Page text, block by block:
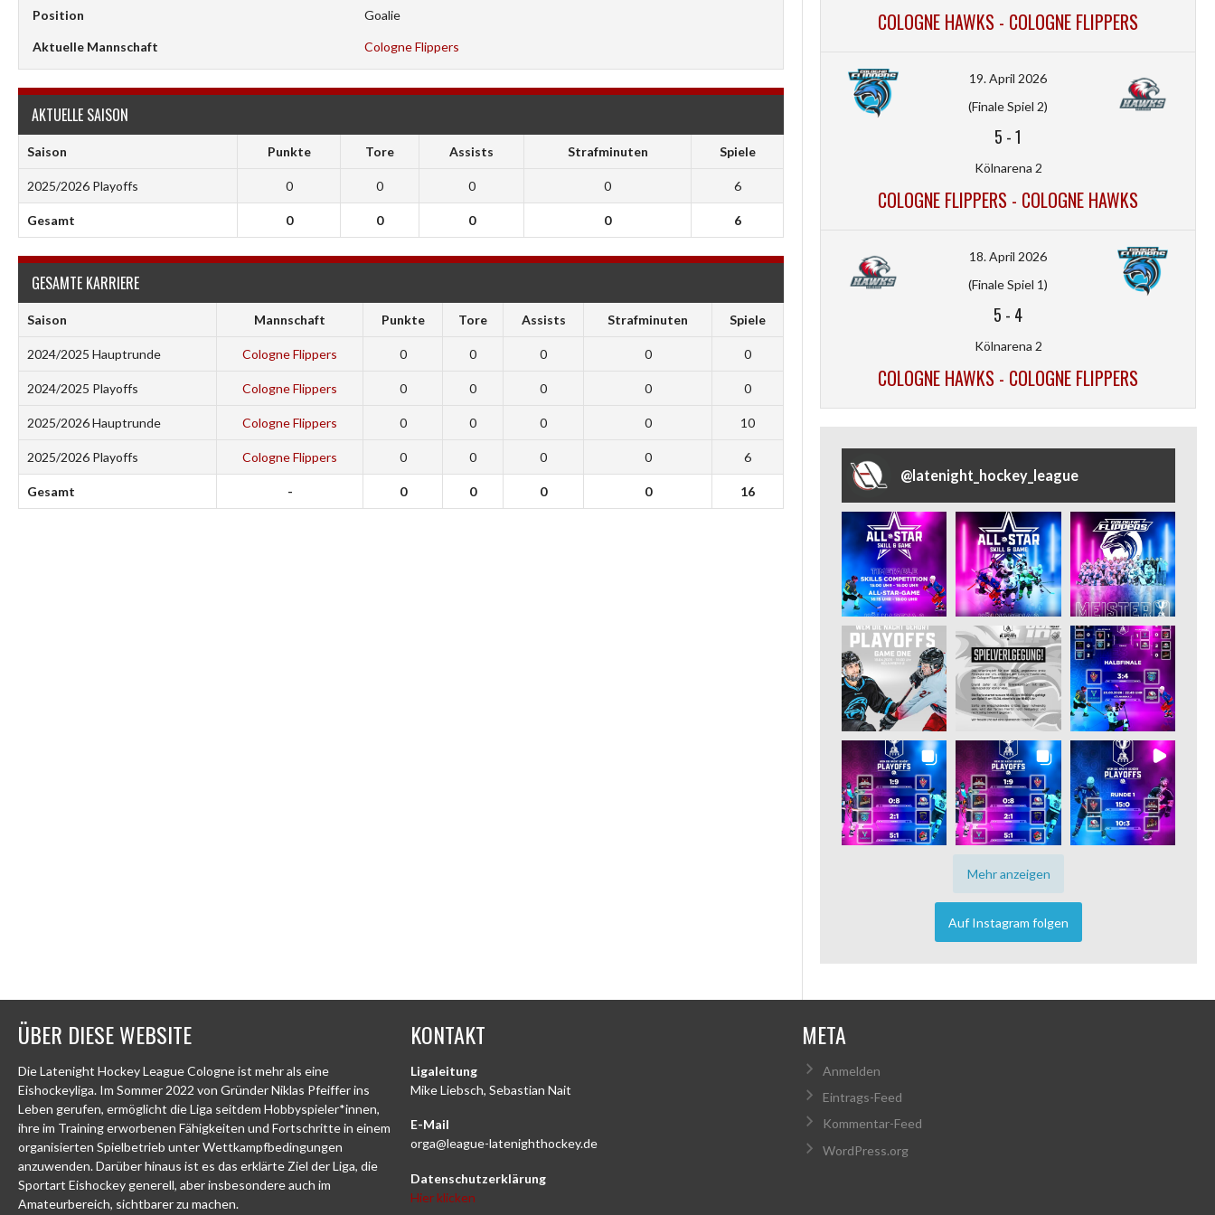
Position Goalie
Aktuelle Mannschaft Cologne Flippers
AKTUELLE SAISON
Saison Punkte Tore Assists Strafminuten Spiele
2025/2026 Playoffs 0 0 0 0 6
Gesamt 0 0 0 0 6
GESAMTE KARRIERE
Saison Mannschaft Punkte Tore Assists Strafminuten Spiele
2024/2025 Hauptrunde Cologne Flippers 0 0 0 0 0
2024/2025 Playoffs Cologne Flippers 0 0 0 0 0
2025/2026 Hauptrunde Cologne Flippers 0 0 0 0 10
2025/2026 Playoffs Cologne Flippers 0 0 0 0 6
Gesamt - 0 0 0 0 16
COLOGNE HAWKS - COLOGNE FLIPPERS
19. April 2026
(Finale Spiel 2)
5 -1
Kölnarena 2
COLOGNE FLIPPERS - COLOGNE HAWKS
18. April 2026
(Finale Spiel 1)
5 - 4
Kölnarena 2
COLOGNE HAWKS - COLOGNE FLIPPERS
@latenight_hockey_league
Mehr anzeigen
Auf Instagram folgen
ÜBER DIESE WEBSITE
Die Latenight Hockey League Cologne ist mehr als eine
Eishockeyliga. Im Sommer 2022 von Gründer Niklas Pfeiffer ins
Leben gerufen, ermöglicht die Liga seitdem Hobbyspieler*innen,
ihre im Training erworbenen Fähigkeiten und Fortschritte in einem
organisierten Spielbetrieb unter Wettkampfbedingungen
anzuwenden. Darüber hinaus ist es das erklärte Ziel der Liga, die
Sportart Eishockey generell, aber insbesondere auch im
Amateurbereich, sichtbarer zu machen.
KONTAKT
Ligaleitung
Mike Liebsch, Sebastian Nait
E-Mail
orga@league-latenighthockey.de
Datenschutzerklärung
Hier klicken
META
Anmelden
Eintrags-Feed
Kommentar-Feed
WordPress.org